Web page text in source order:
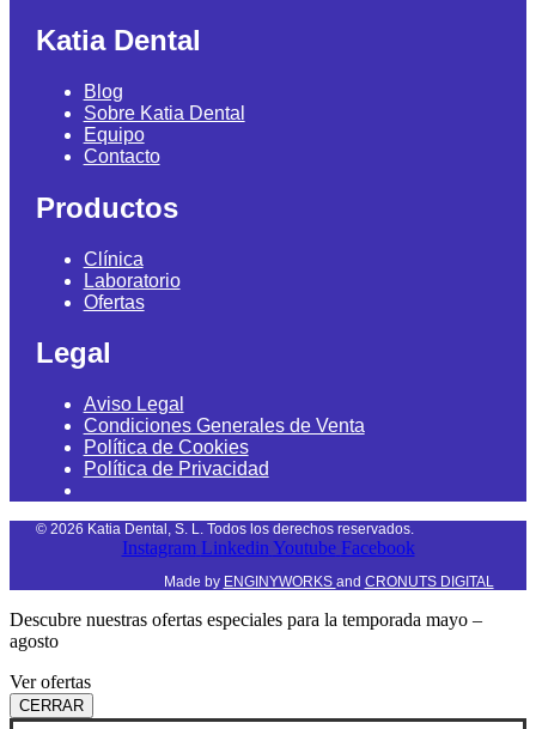
Katia Dental
Blog
Sobre Katia Dental
Equipo
Contacto
Productos
Clínica
Laboratorio
Ofertas
Legal
Aviso Legal
Condiciones Generales de Venta
Política de Cookies
Política de Privacidad
© 2026 Katia Dental, S. L. Todos los derechos reservados.
Instagram Linkedin Youtube Facebook
Made by ENGINYWORKS and CRONUTS DIGITAL
Descubre nuestras ofertas especiales para la temporada mayo –
agosto
Ver ofertas
CERRAR